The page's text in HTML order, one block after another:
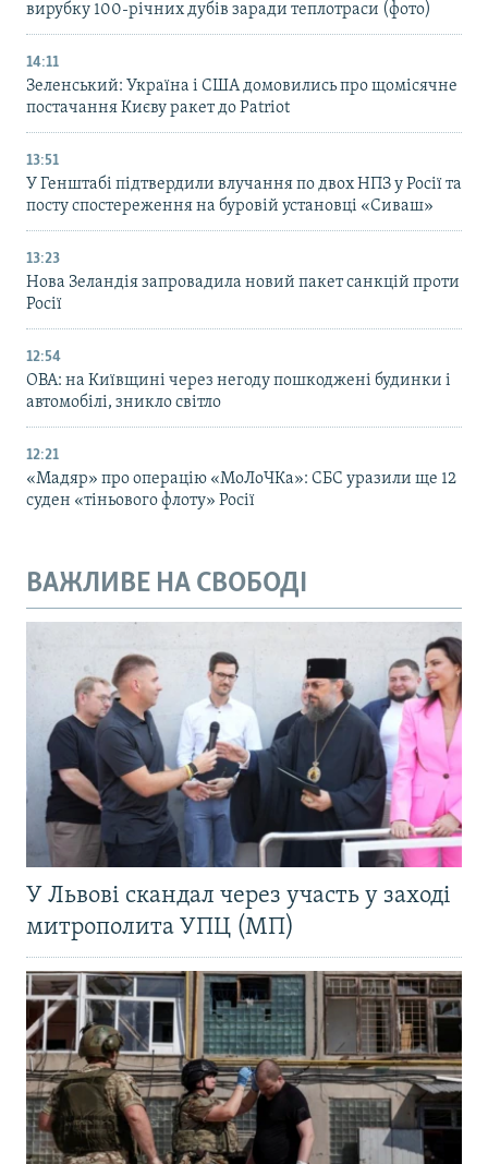
вирубку 100-річних дубів заради теплотраси (фото)
14:11
Зеленський: Україна і США домовились про щомісячне
постачання Києву ракет до Patriot
13:51
У Генштабі підтвердили влучання по двох НПЗ у Росії та
посту спостереження на буровій установці «Сиваш»
13:23
Нова Зеландія запровадила новий пакет санкцій проти
Росії
12:54
ОВА: на Київщині через негоду пошкоджені будинки і
автомобілі, зникло світло
12:21
«Мадяр» про операцію «МоЛоЧКа»: СБС уразили ще 12
суден «тіньового флоту» Росії
ВАЖЛИВЕ НА СВОБОДІ
У Львові скандал через участь у заході
митрополита УПЦ (МП)